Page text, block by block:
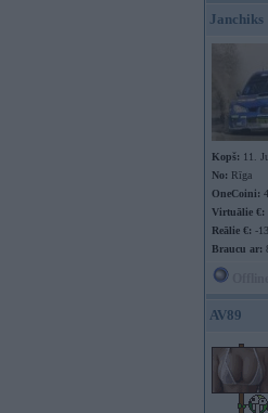
Janchiks
Kopš: 11.
No: Rīga
OneCoini:
Virtuālie €:
Reālie €: -
Braucu ar:
AV89